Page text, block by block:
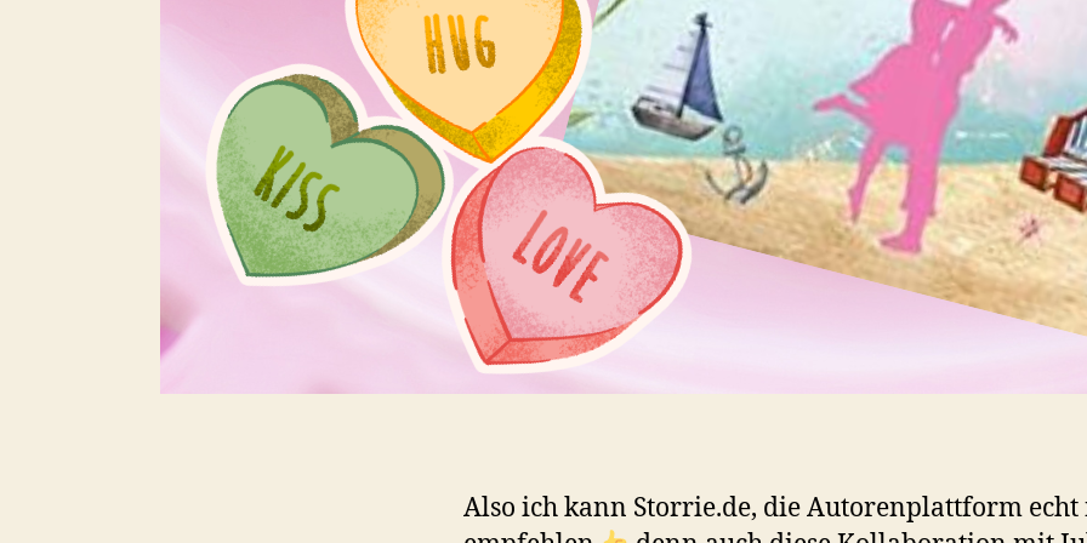
Also ich kann Storrie.de, die Autorenplattform